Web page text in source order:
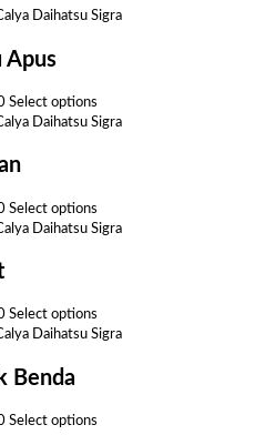
Apus
Price
range:
through
Select options
product
options
product
Price
range:
Select options
product
options
Price
range:
through
Select options
product
Benda
Price
Select options